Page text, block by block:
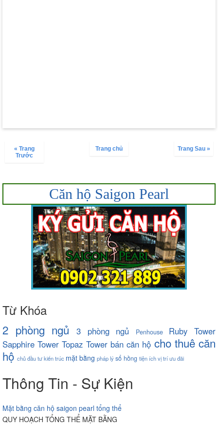
« Trang
Trước
Trang Sau »
Trang chủ
Căn hộ Saigon Pearl
Từ Khóa
2 phòng ngủ 3 phòng ngủ Penhouse
Ruby Tower
Sapphire Tower Topaz Tower bán căn hộ cho thuê căn
hộ chủ đầu tưkiến trúc mặt bằng pháp lýsổ hồng tiện íchvị tríưu đãi
Thông Tin - Sự Kiện
Mặt bằng căn hộ saigon pearl tổng thể
QUY HOẠCH TỔNG THỂ MẶT BẰNG